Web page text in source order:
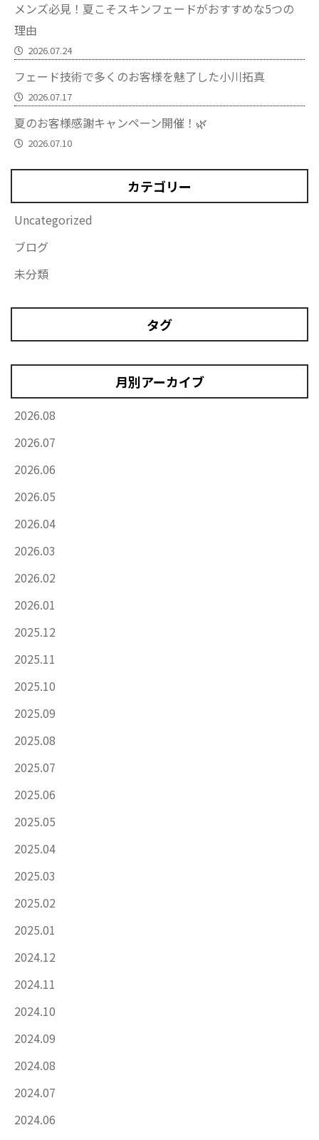
メンズ必見！夏こそスキンフェードがおすすめな5つの
理由
2026.07.24
フェード技術で多くのお客様を魅了した小川拓真
2026.07.17
夏のお客様感謝キャンペーン開催！🌿
2026.07.10
カテゴリー
Uncategorized
ブログ
未分類
タグ
月別アーカイブ
2026.08
2026.07
2026.06
2026.05
2026.04
2026.03
2026.02
2026.01
2025.12
2025.11
2025.10
2025.09
2025.08
2025.07
2025.06
2025.05
2025.04
2025.03
2025.02
2025.01
2024.12
2024.11
2024.10
2024.09
2024.08
2024.07
2024.06